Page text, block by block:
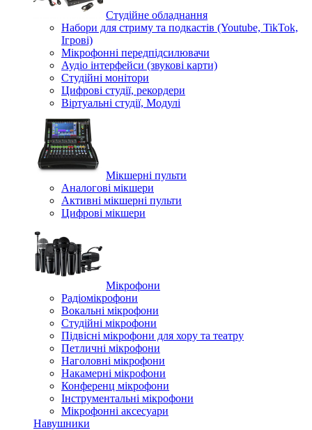
Студійне обладнання
Набори для стриму та подкастів (Youtube, TikTok,
Ігрові)
Мікрофонні передпідсилювачи
Аудіо інтерфейси (звукові карти)
Студійні монітори
Цифрові студії, рекордери
Віртуальні студії, Модулі
Мікшерні пульти
Аналогові мікшери
Активні мікшерні пульти
Цифрові мікшери
Мікрофони
Радіомікрофони
Вокальні мікрофони
Студійні мікрофони
Підвісні мікрофони для хору та театру
Петличні мікрофони
Наголовні мікрофони
Накамерні мікрофони
Конференц мікрофони
Iнструментальні мікрофони
Мікрофонні аксесуари
Навушники